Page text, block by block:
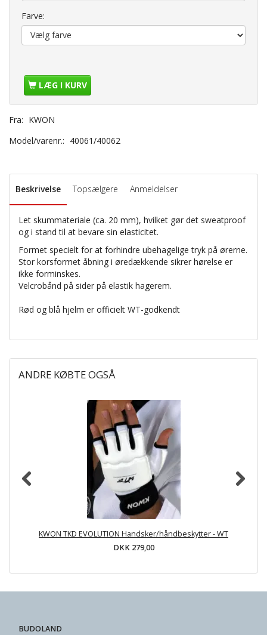
Farve:
LÆG I KURV
Fra: KWON
Model/varenr.: 40061/40062
Beskrivelse Topsælgere Anmeldelser
Let skummateriale (ca. 20 mm), hvilket gør det sweatproof
og i stand til at bevare sin elasticitet.
Formet specielt for at forhindre ubehagelige tryk på ørerne.
Stor korsformet åbning i øredækkende sikrer hørelse er
ikke forminskes.
Velcrobånd på sider på elastik hagerem.
Rød og blå hjelm er officielt WT-godkendt
ANDRE KØBTE OGSÅ
KWON TKD EVOLUTION Handsker/håndbeskytter - WT
DKK 279,00
BUDOLAND